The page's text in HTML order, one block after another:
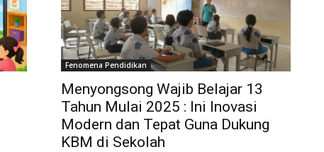
Fenomena Pendidikan
Menyongsong Wajib Belajar 13
Tahun Mulai 2025 : Ini Inovasi
Modern dan Tepat Guna Dukung
KBM di Sekolah